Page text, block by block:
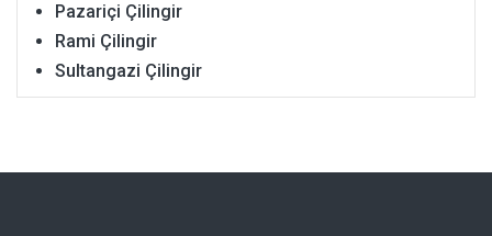
Pazariçi Çilingir
Rami Çilingir
Sultangazi Çilingir